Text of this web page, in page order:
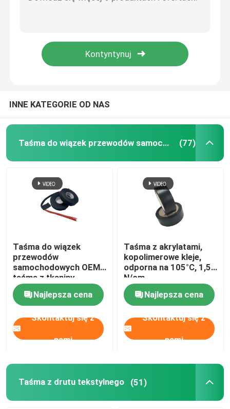
Taśma do owijania wiązek przewodów
Taśma samochodowa do owijania drutu
Taśma izolacyjna PVC
Łatwa do rozdarcia taśma PVC
Taśma z folii aluminiowej
Bez pozostałości taśmy maskującej
INNE KATEGORIE OD NAS
Taśma do wiązek przewodów samochodowych (77)
Taśma do wiązek
przewodów
samochodowych OEM,
taśma z tkaniny
poliestrowej PET
Najlepsza cena
Skontaktuj się z
nami
Taśma z akrylatami,
kopolimerowe kleje,
odporna na 105°C, 1,5
N/cm
Najlepsza cena
Skontaktuj się z
nami
Taśma z drutu tekstylnego (51)